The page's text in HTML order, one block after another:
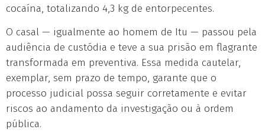
cocaína, totalizando 4,3 kg de entorpecentes.
O casal — igualmente ao homem de Itu — passou pela
audiência de custódia e teve a sua prisão em flagrante
transformada em preventiva. Essa medida cautelar,
exemplar, sem prazo de tempo, garante que o
processo judicial possa seguir corretamente e evitar
riscos ao andamento da investigação ou à ordem
pública.